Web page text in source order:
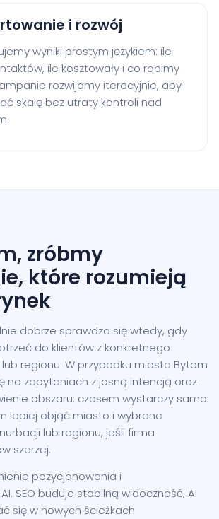
i rozwój
wyniki prostym językiem: ile
ile kosztowały i co robimy
rozwijamy iteracyjnie, aby
skalę bez utraty kontroli nad
zróbmy
które rozumieją
dobrze sprawdza się wtedy, gdy
do klientów z konkretnego
regionu. W przypadku miasta Bytom
na zapytaniach z jasną intencją oraz
obszaru: czasem wystarczy samo
lepiej objąć miasto i wybrane
lub regionu, jeśli firma
szerzej.
pozycjonowania i
SEO buduje stabilną widoczność, AI
się w nowych ścieżkach